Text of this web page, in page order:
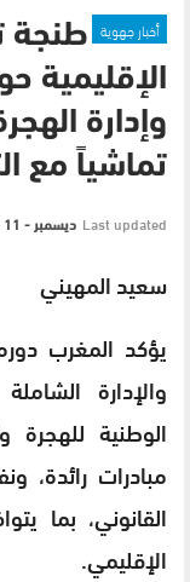
أخبار جهوية طنجة
الإقليمية
وإدارة
تماشياً مع
Last updated ديسمبر - 11 - 2025
سعيد المهيني
يؤكد المغرب
والإدارة
مبادرات رائدة،
القانوني، بما
الإقليمي.